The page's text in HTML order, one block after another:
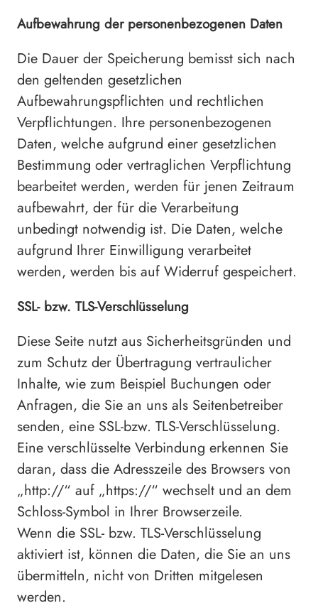
Aufbewahrung der personenbezogenen Daten
Die Dauer der Speicherung bemisst sich nach
den geltenden gesetzlichen
Aufbewahrungspflichten und rechtlichen
Verpflichtungen. Ihre personenbezogenen
Daten, welche aufgrund einer gesetzlichen
Bestimmung oder vertraglichen Verpflichtung
bearbeitet werden, werden für jenen Zeitraum
aufbewahrt, der für die Verarbeitung
unbedingt notwendig ist. Die Daten, welche
aufgrund Ihrer Einwilligung verarbeitet
werden, werden bis auf Widerruf gespeichert.
SSL- bzw. TLS-Verschlüsselung
Diese Seite nutzt aus Sicherheitsgründen und
zum Schutz der Übertragung vertraulicher
Inhalte, wie zum Beispiel Buchungen oder
Anfragen, die Sie an uns als Seitenbetreiber
senden, eine SSL-bzw. TLS-Verschlüsselung.
Eine verschlüsselte Verbindung erkennen Sie
daran, dass die Adresszeile des Browsers von
„http://“ auf „https://“ wechselt und an dem
Schloss-Symbol in Ihrer Browserzeile.
Wenn die SSL- bzw. TLS-Verschlüsselung
aktiviert ist, können die Daten, die Sie an uns
übermitteln, nicht von Dritten mitgelesen
werden.